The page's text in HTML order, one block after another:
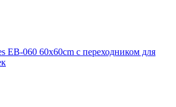
EB-060 60x60cm с переходником для